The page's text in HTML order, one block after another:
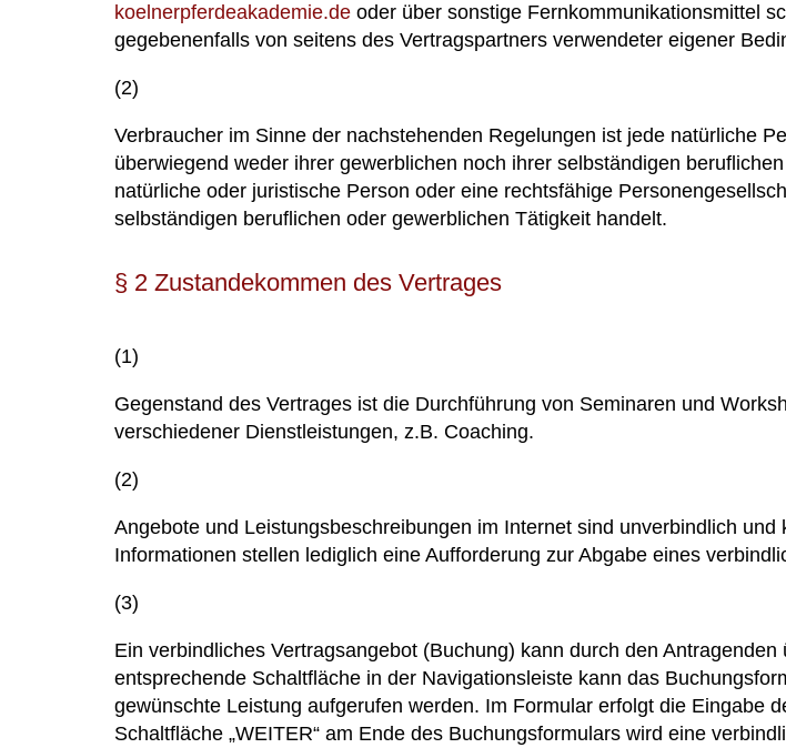
koelnerpferdeakademie.de oder über sonstige Fernkommunikationsmittel
gegebenenfalls von seitens des Vertragspartners verwendeter eigener
(2)
Verbraucher im Sinne der nachstehenden Regelungen ist jede natürliche
überwiegend weder ihrer gewerblichen noch ihrer selbständigen
natürliche oder juristische Person oder eine rechtsfähige
selbständigen beruflichen oder gewerblichen Tätigkeit handelt.
§ 2 Zustandekommen des Vertrages
(1)
Gegenstand des Vertrages ist die Durchführung von Seminaren und
verschiedener Dienstleistungen, z.B. Coaching.
(2)
Angebote und Leistungsbeschreibungen im Internet sind unverbindlich
Informationen stellen lediglich eine Aufforderung zur Abgabe eines
(3)
Ein verbindliches Vertragsangebot (Buchung) kann durch den
entsprechende Schaltfläche in der Navigationsleiste kann das
gewünschte Leistung aufgerufen werden. Im Formular erfolgt die Eingabe
Schaltfläche „WEITER“ am Ende des Buchungsformulars wird eine